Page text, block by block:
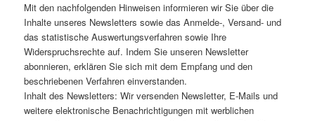
Mit den nachfolgenden Hinweisen informieren wir Sie über die
Inhalte unseres Newsletters sowie das Anmelde-, Versand- und
das statistische Auswertungsverfahren sowie Ihre
Widerspruchsrechte auf. Indem Sie unseren Newsletter
abonnieren, erklären Sie sich mit dem Empfang und den
beschriebenen Verfahren einverstanden.
Inhalt des Newsletters: Wir versenden Newsletter, E-Mails und
weitere elektronische Benachrichtigungen mit werblichen